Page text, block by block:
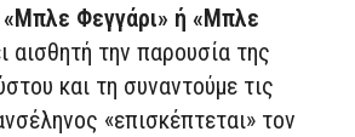
«Μπλε Φεγγάρι» ή «Μπλε
αισθητή την παρουσία της
και τη συναντούμε τις
«επισκέπτεται» τον